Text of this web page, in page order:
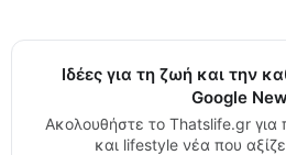
Ιδέες για τη ζωή και την
Google
Ακολουθήστε το Thatslife.gr για
και lifestyle νέα που